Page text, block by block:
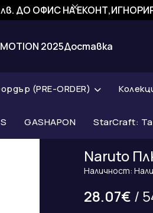
ДО ОФИС НА
2025Доставка
(PRE-ORDER)
GASHAPON StarCraft:
Naruto
Наличност:
28.07€ /